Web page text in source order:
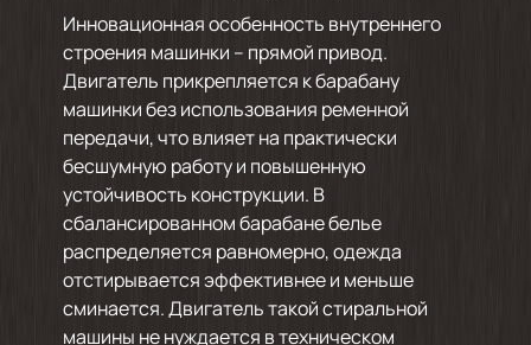
Инновационная особенность внутреннего
строения машинки – прямой привод.
Двигатель прикрепляется к барабану
машинки без использования ременной
передачи, что влияет на практически
бесшумную работу и повышенную
устойчивость конструкции. В
сбалансированном барабане белье
распределяется равномерно, одежда
отстирывается эффективнее и меньше
сминается. Двигатель такой стиральной
машины не нуждается в техническом